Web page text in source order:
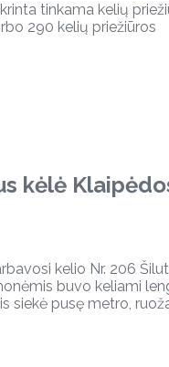
tinkama kelių
290 kelių priežiūros
kėlė
kelio Nr. 206
buvo keliami
siekė pusę metro,